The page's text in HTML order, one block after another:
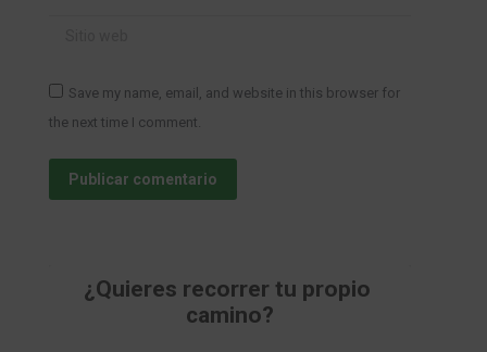
Save my name, email, and website in this browser for
the next time I comment.
Publicar comentario
¿Quieres recorrer tu propio
camino?